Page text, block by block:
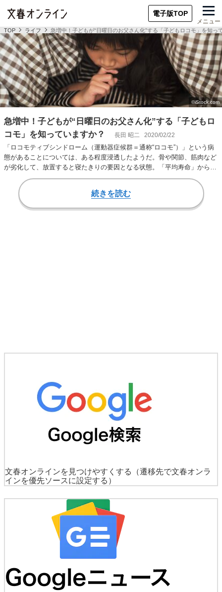
電子版TOP
メニュー
TOP ライフ 急増中！子どもが“日曜日のお父さん化”する「子どもロコモ」を知っ
急増中！子どもが“日曜日のお父さん化”する「子どもロ
コモ」を知っていますか？
長田 昭二 2020/02/22
「ロコモティブシンドローム（運動器症候群＝通称“ロコモ”）」という病
態があることについては、ある程度浸透したようだ。骨や関節、筋肉など
が劣化して、放置すると寝たきりの要因となる状態。「平均寿命」から
「健康寿命」を差し…
続きを読む
文春オンラインを見つけやすくする
（遷移先で文春オンラ
インを優先ソースに設定する）